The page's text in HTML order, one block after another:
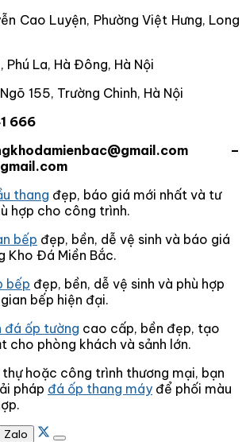
Cao Luyện, Phường Việt Hưng, Long
Phú La, Hà Đông, Hà Nội
155, Trường Chinh, Hà Nội
666
–
thang đẹp, báo giá mới nhất và tư
hợp cho công trình.
bếp đẹp, bền, dễ vệ sinh và báo giá
Kho Đá Miền Bắc.
bếp đẹp, bền, dễ vệ sinh và phù hợp
bếp hiện đại.
đá ốp tường cao cấp, bền đẹp, tạo
cho phòng khách và sảnh lớn.
hoặc công trình thương mại, bạn
pháp đá ốp thang máy để phối màu
Zalo